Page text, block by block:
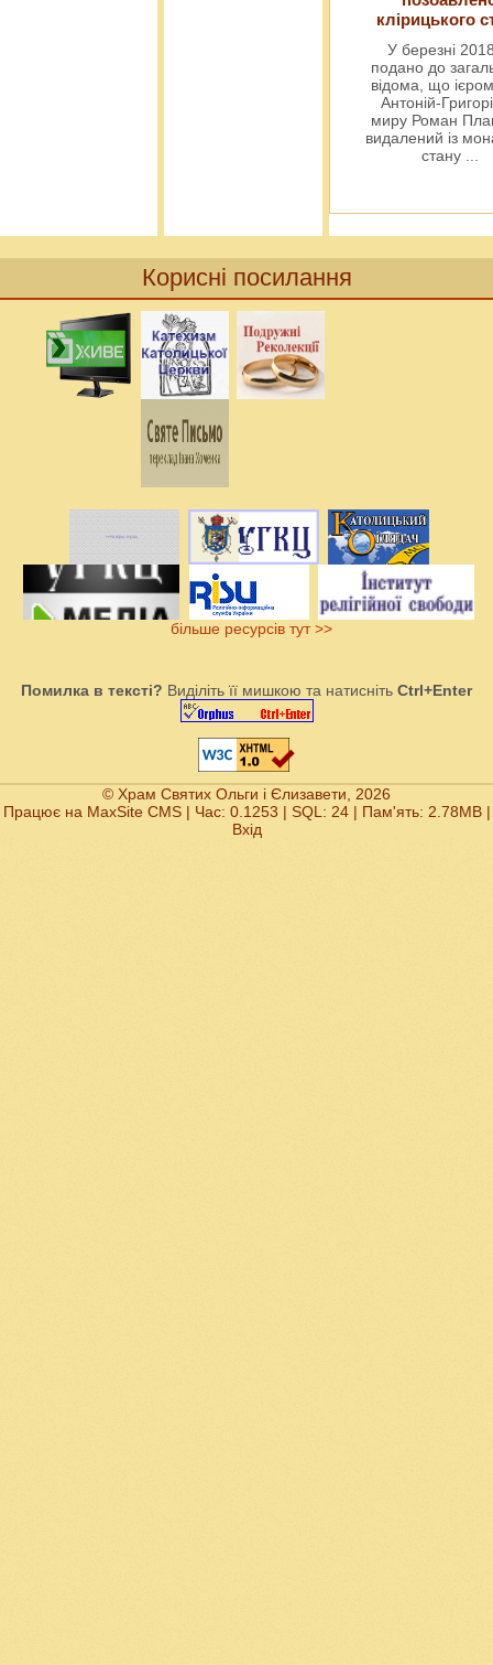
клірицького
У березні
подано до
відома, що
Антоній-
миру Роман
видалений із
стану ...
Корисні посилання
більше ресурсів тут >>
Помилка в тексті? Виділіть її мишкою та натисніть Ctrl+Enter
© Храм Святих Ольги і Єлизавети, 2026
Працює на MaxSite CMS| Час: 0.1253 | SQL: 24 | Пам'ять: 2.78MB|
Вхід